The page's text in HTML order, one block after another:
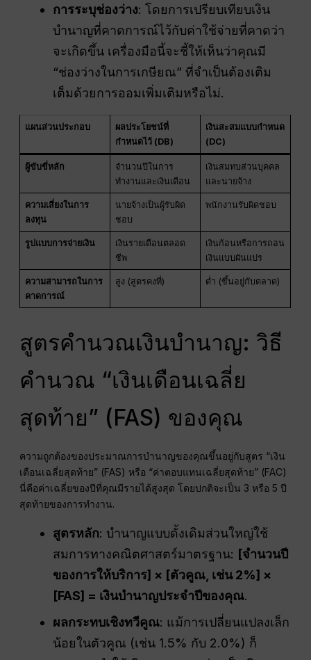
การระบุช่องว่าง: โดยการเปรียบเทียบเงิน
บำนาญที่คาดการณ์ไว้กับค่าใช้จ่ายที่คาดว่า
จะเกิดขึ้น เครื่องมือนี้จะชี้ให้เห็นว่าคุณมี
“ช่องว่างในการเกษียณ” ที่จำเป็นต้องเติม
เต็มด้วยการออมเพิ่มเติมหรือไม่.
แผนส่วนประกอบ
ผลประโยชน์ที่
กำหนดไว้ (DB)
เงินสะสมแบบกำหนด
(DC)
ผู้ขับขี่หลัก
จำนวนปีในการ
ทำงานและเงินเดือน
เงินสมทบส่วนบุคคล
และนายจ้าง
ความเสี่ยงในการ
ลงทุน
นายจ้างเป็นผู้รับผิด
ชอบ
พนักงานรับผิดชอบ
รูปแบบการจ่ายเงิน
เงินรายเดือนตลอด
ชีพ
เงินก้อนหรือการถอน
เงินแบบผันแปร
ความสามารถในการ
คาดการณ์
สูง (สูตรคงที่) ต่ำ (ขึ้นอยู่กับตลาด)
สูตรคำนวณเงินบำนาญ: วิธี
คำนวณ “เงินเดือนเฉลี่ย
สุดท้าย” (FAS) ของคุณ
ความถูกต้องของประมาณการบำนาญของคุณขึ้นอยู่กับสูตร “เงิน
เดือนเฉลี่ยสุดท้าย” (FAS) หรือ “ค่าตอบแทนเฉลี่ยสุดท้าย” (FAC)
นี่คือค่าเฉลี่ยของปีที่คุณมีรายได้สูงสุด โดยปกติจะเป็น 3 หรือ 5 ปี
สุดท้ายของการทำงาน.
สูตรหลัก: บำนาญแบบดั้งเดิมส่วนใหญ่ใช้
สมการทางคณิตศาสตร์มาตรฐาน: [จำนวนปี
ของการให้บริการ] × [ตัวคูณ, เช่น 2%] ×
[FAS] = เงินบำนาญประจำปีของคุณ.
ผลกระทบเชิงทวีคูณ: แม้การเปลี่ยนแปลงเล็ก
น้อยในตัวคูณ (เช่น 1.5% กับ 2.0%) ก็